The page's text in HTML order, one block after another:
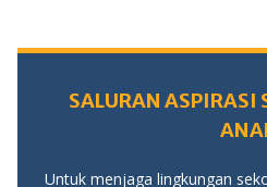
SALURAN ASPIRASI
Untuk menjaga lingkungan